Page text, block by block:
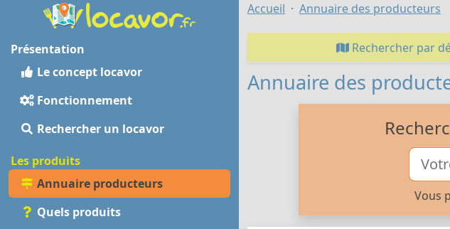
Présentation
Le concept locavor
Fonctionnement
Rechercher un locavor
Les produits
Annuaire producteurs
Quels produits
Accueil Annuaire des producteurs
Rechercher par
Annuaire des
Vous